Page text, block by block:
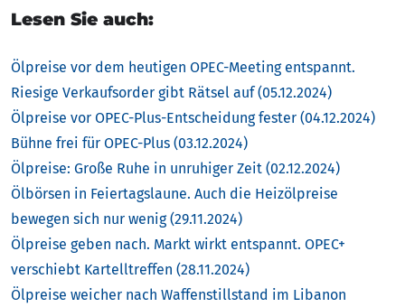
Lesen Sie auch:
Ölpreise vor dem heutigen OPEC-Meeting entspannt.
Riesige Verkaufsorder gibt Rätsel auf (05.12.2024)
Ölpreise vor OPEC-Plus-Entscheidung fester (04.12.2024)
Bühne frei für OPEC-Plus (03.12.2024)
Ölpreise: Große Ruhe in unruhiger Zeit (02.12.2024)
Ölbörsen in Feiertagslaune. Auch die Heizölpreise
bewegen sich nur wenig (29.11.2024)
Ölpreise geben nach. Markt wirkt entspannt. OPEC+
verschiebt Kartelltreffen (28.11.2024)
Ölpreise weicher nach Waffenstillstand im Libanon